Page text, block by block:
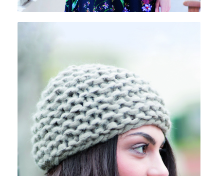
GIOTTO GRANDE